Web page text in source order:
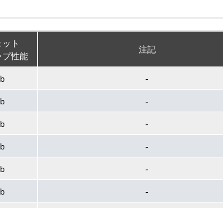
ット
プ性能
注記
b -
b -
b -
b -
b -
b -